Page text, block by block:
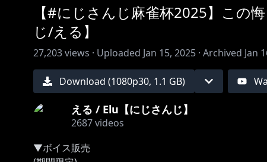
【#にじさんじ麻雀杯2025】この
じ/える】
27,203views · Uploaded Jan 15, 2025 · Archived Jan
Download (1080p30, 1.1 GB)
える / Elu【にじさんじ】
2687videos
▼ボイス販売